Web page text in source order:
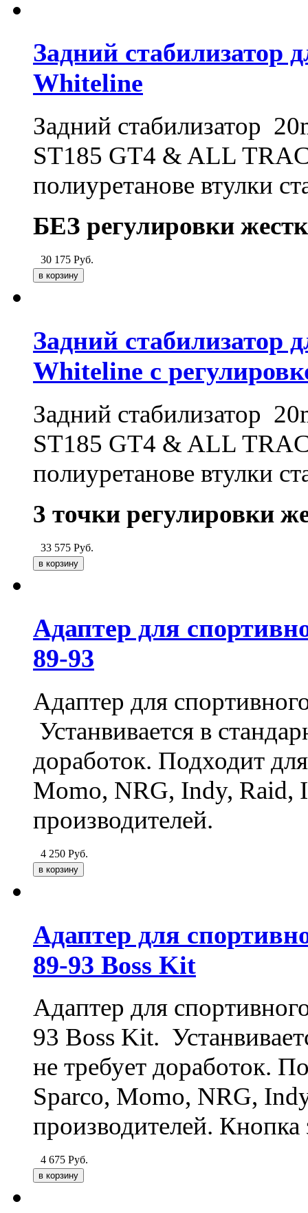
Задний стабилизатор
Whiteline
Задний стабилизатор
ST185 GT4 & ALL
полиуретанове втулки
БЕЗ регулировки
30 175 Руб.
Задний стабилизатор
Whiteline с
Задний стабилизатор
ST185 GT4 & ALL
полиуретанове втулки
3 точки регулировки
33 575 Руб.
Адаптер для
89-93
Адаптер для
Устанвивается в
доработок. Подходит
Momo, NRG, Indy, Raid,
производителей.
4 250 Руб.
Адаптер для
89-93 Boss Kit
Адаптер для
93 Boss Kit.
не требует доработок.
Sparco, Momo, NRG,
производителей. Кнопка
4 675 Руб.